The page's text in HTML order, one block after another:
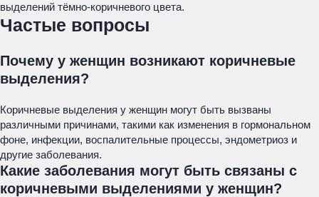
выделений тёмно-коричневого цвета.
Частые вопросы
Почему у женщин возникают коричневые
выделения?
Коричневые выделения у женщин могут быть вызваны
различными причинами, такими как изменения в гормональном
фоне, инфекции, воспалительные процессы, эндометриоз и
другие заболевания.
Какие заболевания могут быть связаны с
коричневыми выделениями у женщин?